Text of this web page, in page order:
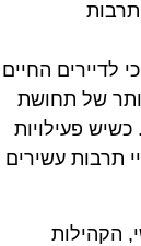
חיפה (2022) העלה כי לדיירים החיים
של תחושת
פעילויות
תרבות עשירים
הקהילות